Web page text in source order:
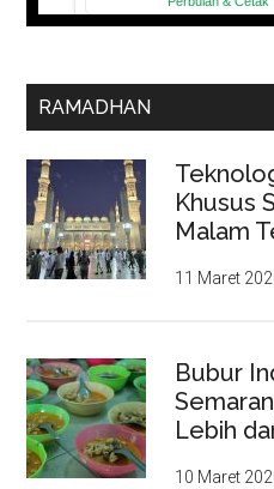
RAMADHAN
Khusus
Malam
11 Maret
Bubur
Lebih
10 Maret